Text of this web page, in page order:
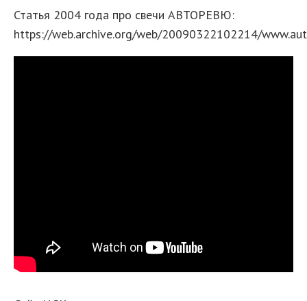
Статья 2004 года про свечи АВТОРЕВЮ:
https://web.archive.org/web/20090322102214/